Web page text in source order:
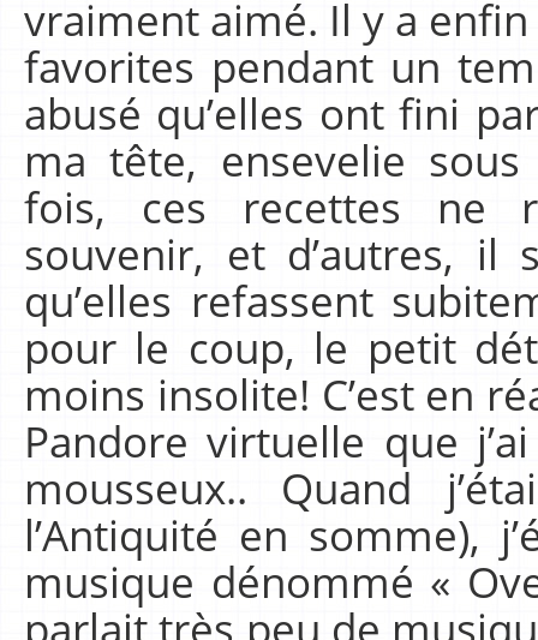
vraiment aimé. Il y a
favorites pendant un
abusé qu’elles ont fini
ma tête, ensevelie
fois, ces recettes ne
souvenir, et d’autres, il
qu’elles refassent
pour le coup, le petit
moins insolite! C’est en
Pandore virtuelle que
mousseux.. Quand
l’Antiquité en somme),
musique dénommé «